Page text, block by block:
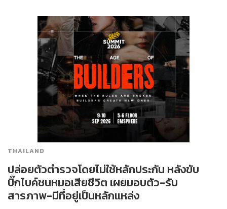
THAILAND
ปล่อยตัวตำรวจโดยไม่ใช้หลักประกัน หลังขับ
บิ๊กไบค์ชนหมอเสียชีวิต เผยมอบตัว-รับ
สารภาพ-มีที่อยู่เป็นหลักแหล่ง